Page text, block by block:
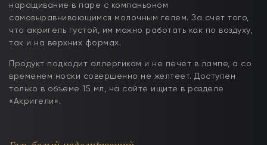
наращивание в паре с компаньоном
самовыравнивающимся молочным гелем. За счет того,
что акригель густой, им можно работать как по воздуху,
так и на верхних формах.
Продукт подходит аллергикам и не печет в лампе, а со
временем носки совершенно не желтеет. Доступен
только в объеме 15 мл, на сайте ищите в разделе
«Акригели».